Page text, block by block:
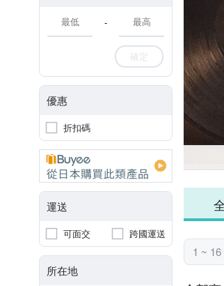
-
確定
優惠
折扣碼
運送
可面交 跨國運送
所在地
1 ~